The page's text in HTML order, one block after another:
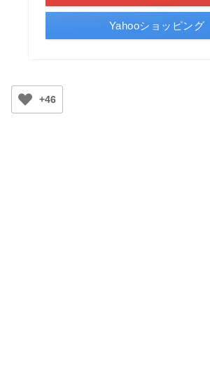
Yahooショッピング
+46